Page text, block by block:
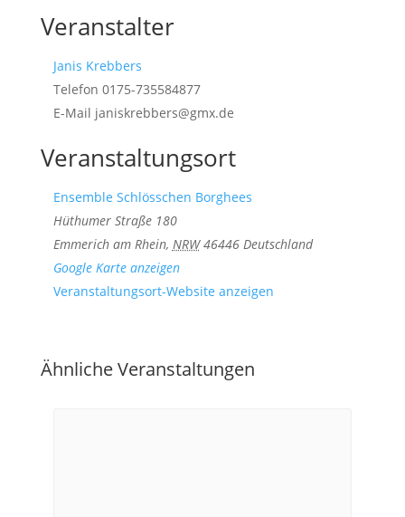
Veranstaltungsort
Ensemble Schlösschen Borghees
Hüthumer Straße 180
Emmerich am Rhein, NRW 46446 Deutschland
Google Karte anzeigen
Veranstaltungsort-Website anzeigen
Veranstalter
Janis Krebbers
Telefon 0175-735584877
E-Mail janiskrebbers@gmx.de
Ähnliche Veranstaltungen